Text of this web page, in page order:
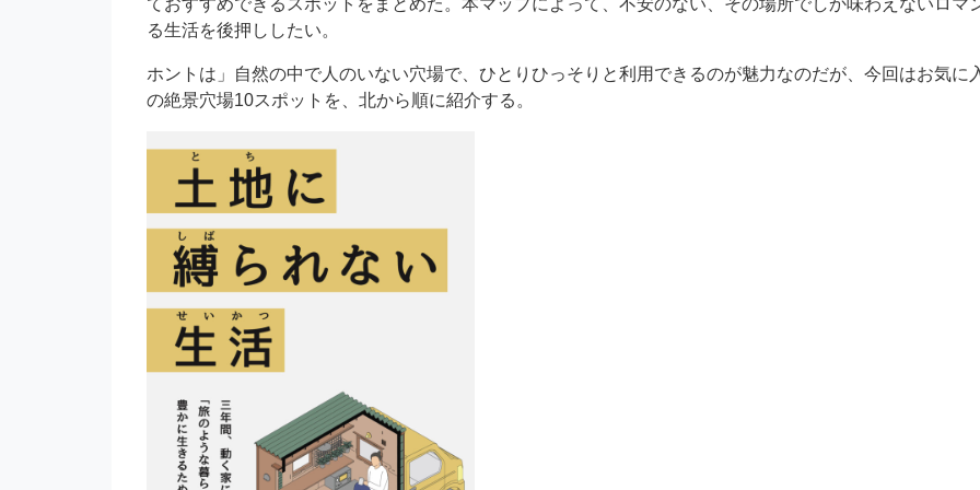
ておすすめできるスポットをまとめた。本マップによって、不安のない、その場所でしか味わえないロマ
る生活を後押ししたい。
ホントは」自然の中で人のいない穴場で、ひとりひっそりと利用できるのが魅力なのだが、今回はお気に
の絶景穴場10スポットを、北から順に紹介する。